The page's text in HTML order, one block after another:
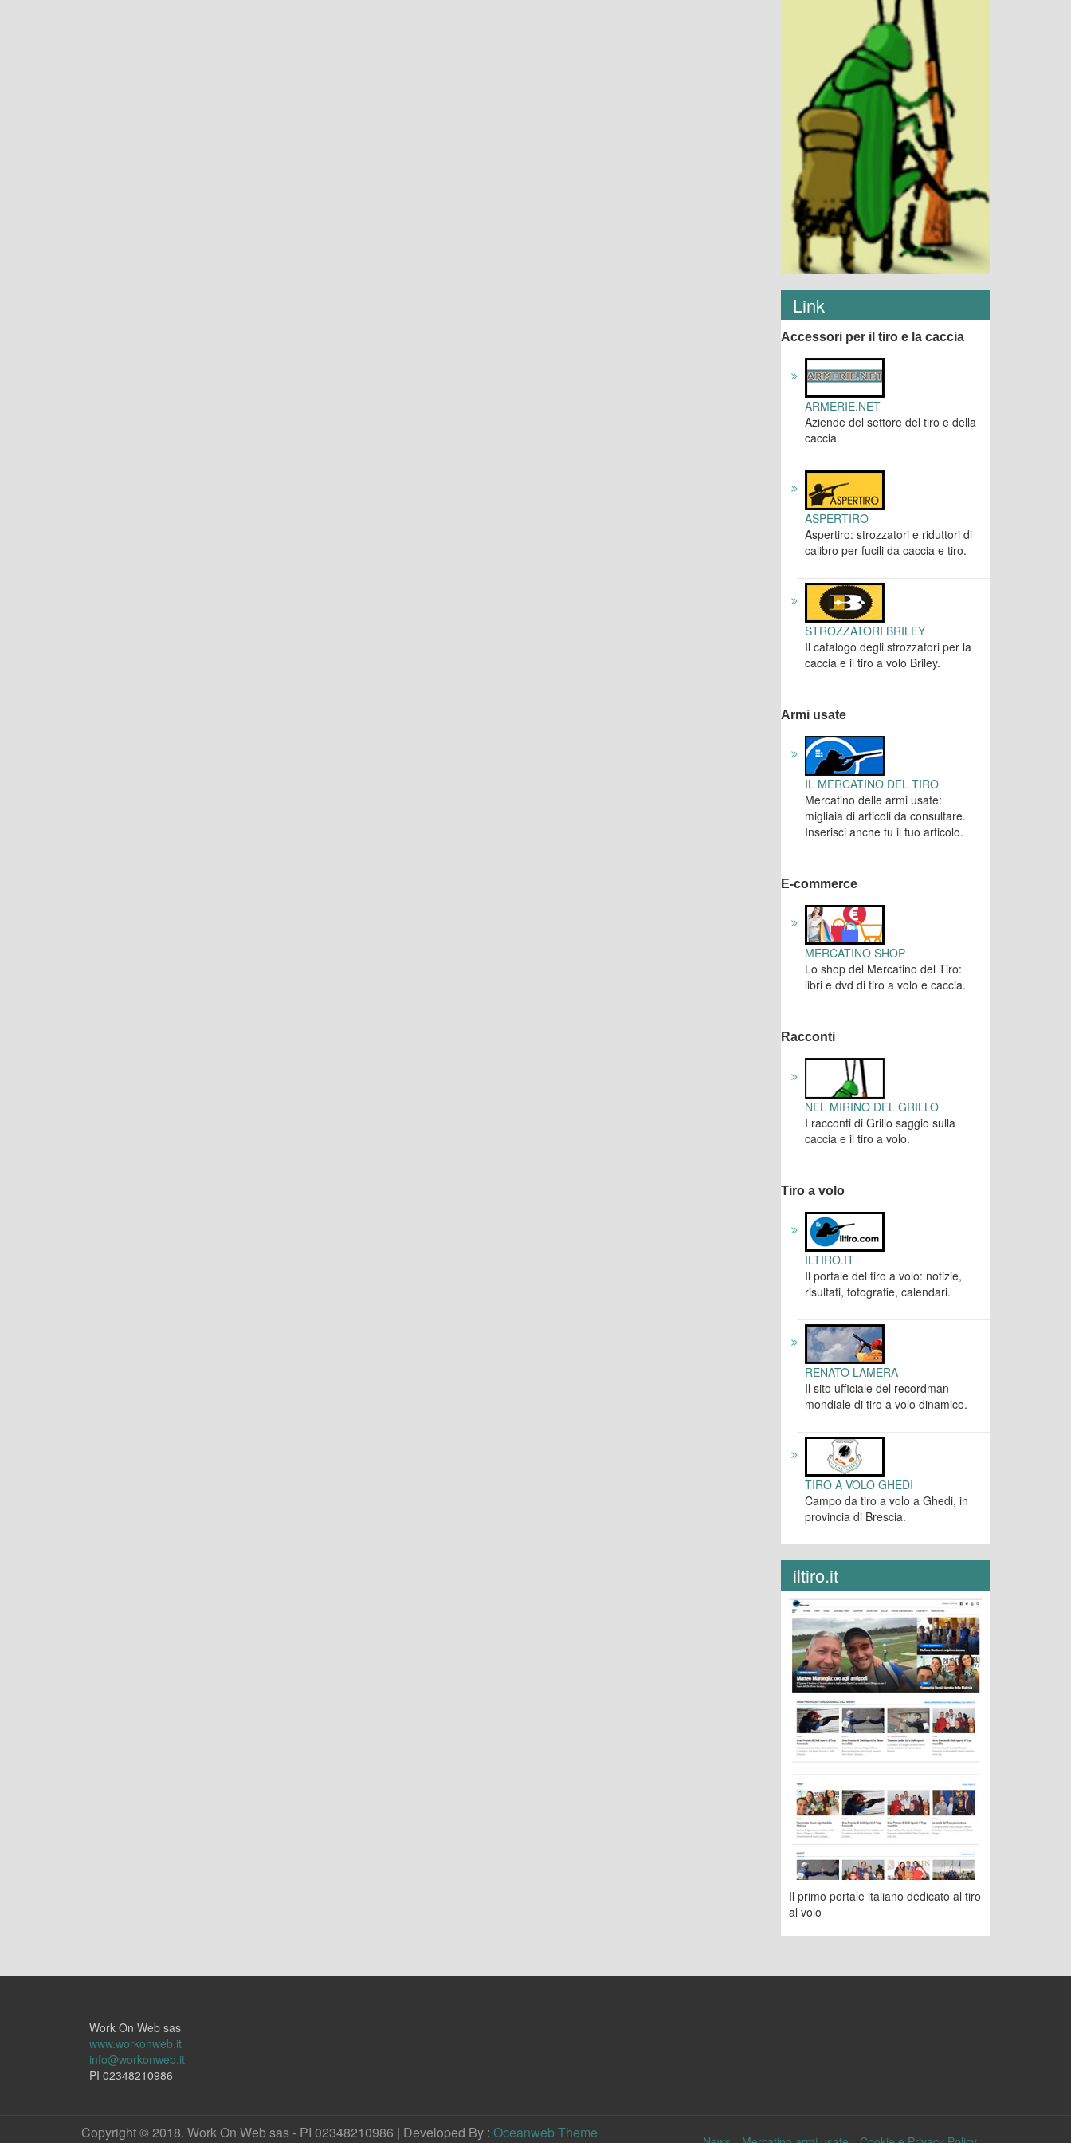
Link
Accessori per il tiro e la caccia
ARMERIE.NET
Aziende del settore del tiro e della
caccia.
ASPERTIRO
Aspertiro: strozzatori e riduttori di
calibro per fucili da caccia e tiro.
STROZZATORI BRILEY
Il catalogo degli strozzatori per la
caccia e il tiro a volo Briley.
Armi usate
IL MERCATINO DEL TIRO
Mercatino delle armi usate:
migliaia di articoli da consultare.
Inserisci anche tu il tuo articolo.
E-commerce
MERCATINO SHOP
Lo shop del Mercatino del Tiro:
libri e dvd di tiro a volo e caccia.
Racconti
NEL MIRINO DEL GRILLO
I racconti di Grillo saggio sulla
caccia e il tiro a volo.
Tiro a volo
ILTIRO.IT
Il portale del tiro a volo: notizie,
risultati, fotografie, calendari.
RENATO LAMERA
Il sito ufficiale del recordman
mondiale di tiro a volo dinamico.
TIRO A VOLO GHEDI
Campo da tiro a volo a Ghedi, in
provincia di Brescia.
iltiro.it
Il primo portale italiano dedicato al tiro
al volo
Work On Web sas
www.workonweb.it
info@workonweb.it
PI 02348210986
Copyright © 2018. Work On Web sas - PI 02348210986 | Developed By : Oceanweb Theme